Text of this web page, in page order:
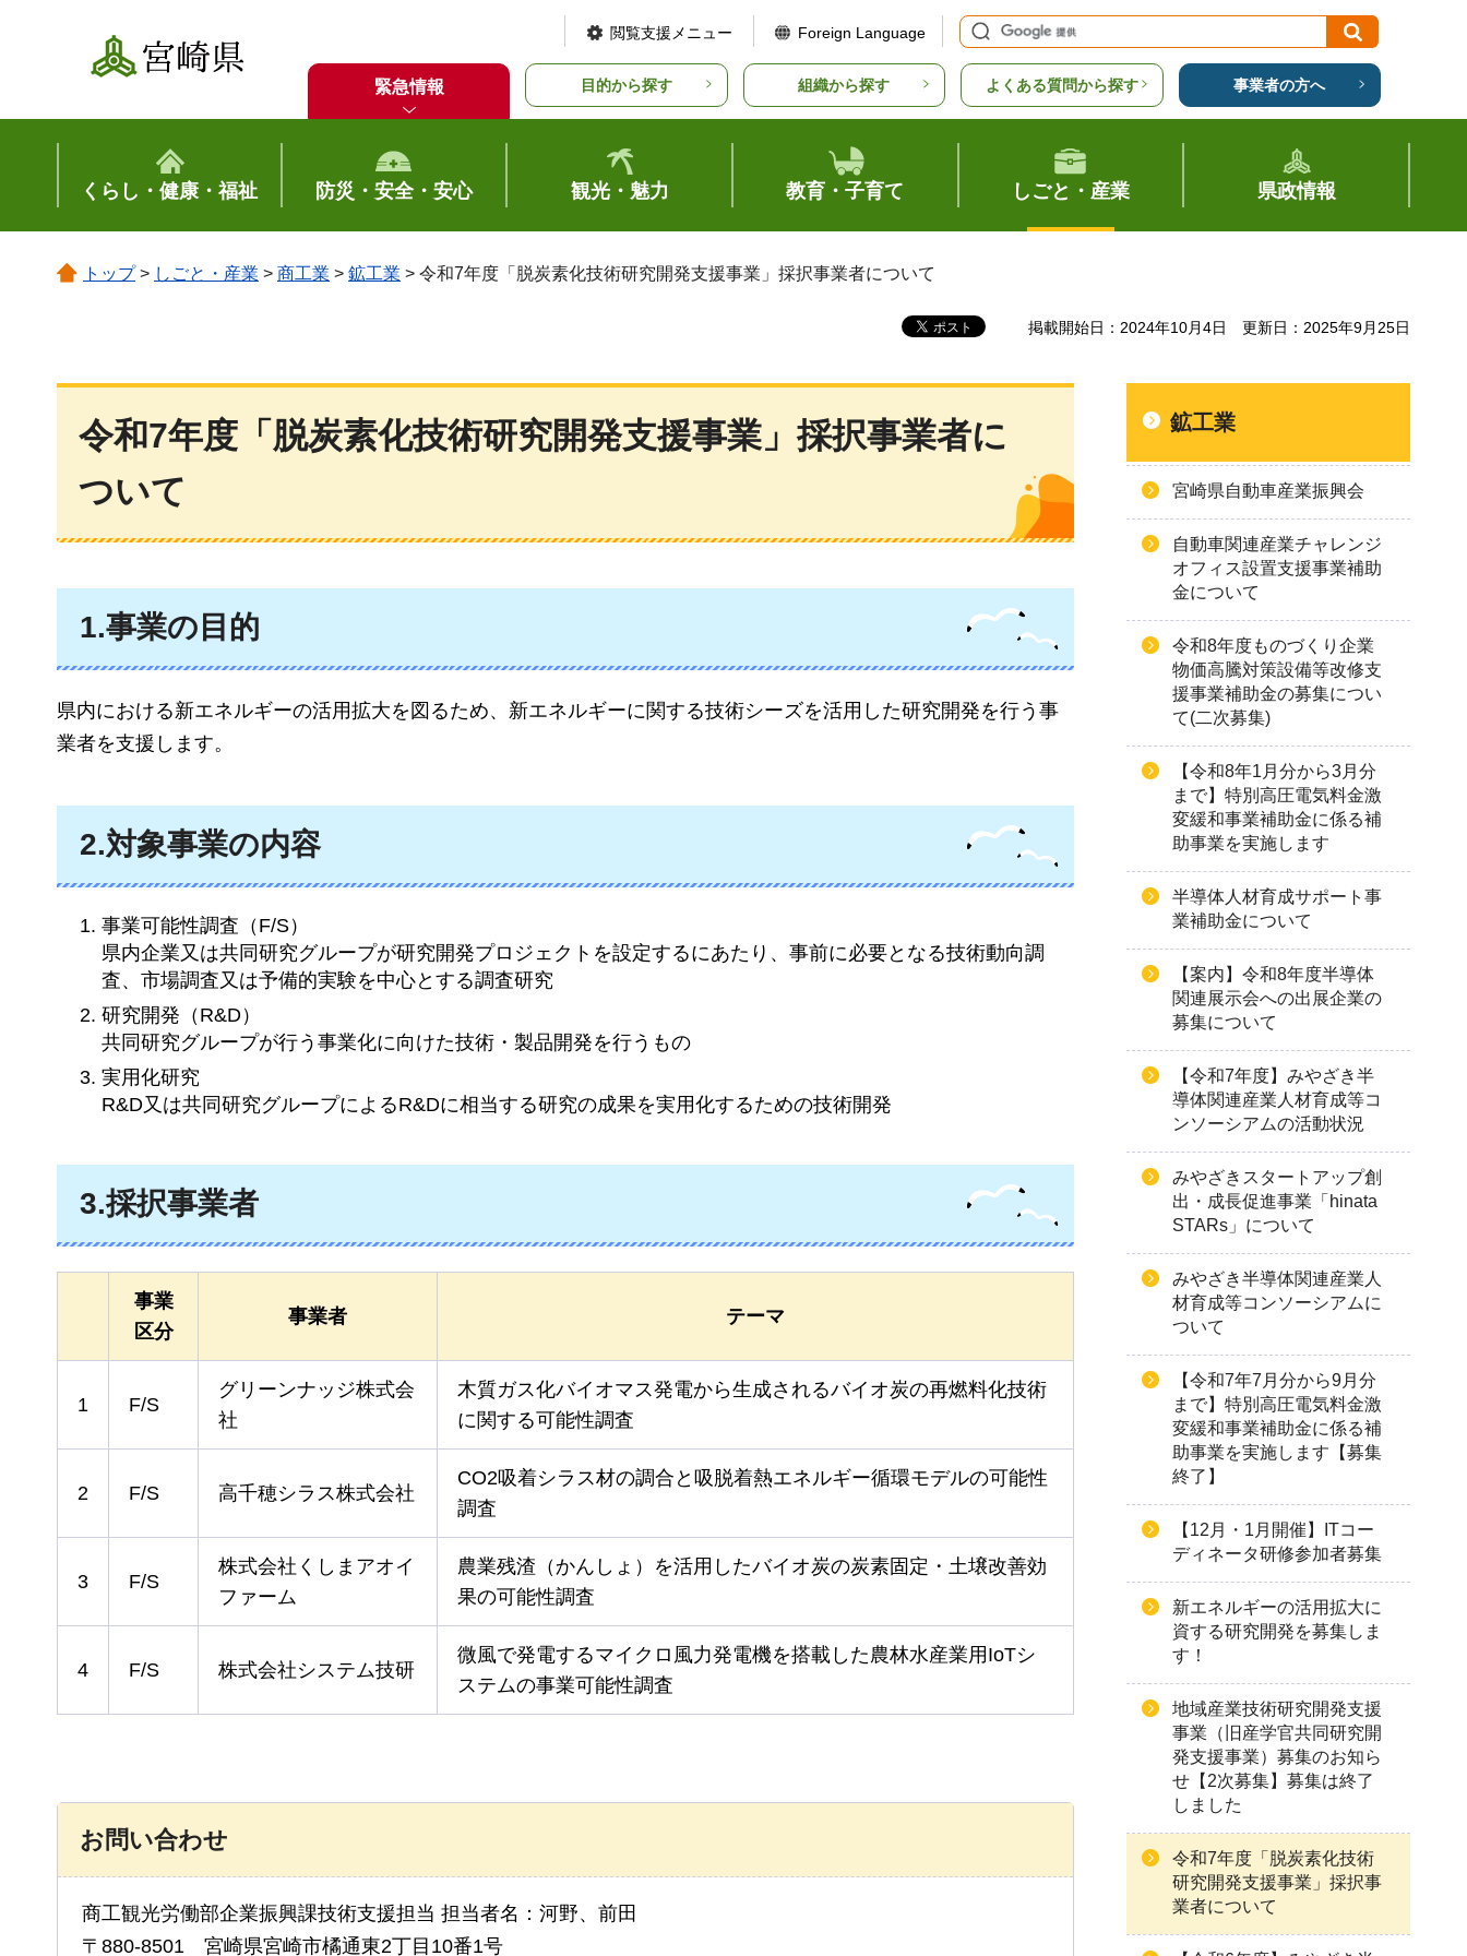
宮崎県
閲覧支援メニュー Foreign Language
緊急情報 目的から探す 組織から探す よくある質問から探す 事業者の方へ
くらし・健康・福祉 防災・安全・安心 観光・魅力 教育・子育て しごと・産業 県政情報
トップ> しごと・産業 > 商工業 > 鉱工業 > 令和7年度「脱炭素化技術研究開発支援事業」採択事業者について
掲載開始日：2024年10月4日 更新日：2025年9月25日
令和7年度「脱炭素化技術研究開発支援事業」採択事業者に
ついて
1.事業の目的
県内における新エネルギーの活用拡大を図るため、新エネルギーに関する技術シーズを活用した研究開発を行う事
業者を支援します。
2.対象事業の内容
事業可能性調査（F/S）
県内企業又は共同研究グループが研究開発プロジェクトを設定するにあたり、事前に必要となる技術動向調
査、市場調査又は予備的実験を中心とする調査研究
研究開発（R&D）
共同研究グループが行う事業化に向けた技術・製品開発を行うもの
実用化研究
R&D又は共同研究グループによるR&Dに相当する研究の成果を実用化するための技術開発
3.採択事業者
事業
区分
事業者 テーマ
1 F/S
グリーンナッジ株式会
社
木質ガス化バイオマス発電から生成されるバイオ炭の再燃料化技術
に関する可能性調査
2 F/S 高千穂シラス株式会社
CO2吸着シラス材の調合と吸脱着熱エネルギー循環モデルの可能性
調査
3 F/S
株式会社くしまアオイ
ファーム
農業残渣（かんしょ）を活用したバイオ炭の炭素固定・土壌改善効
果の可能性調査
4 F/S 株式会社システム技研
微風で発電するマイクロ風力発電機を搭載した農林水産業用IoTシ
ステムの事業可能性調査
お問い合わせ
商工観光労働部企業振興課技術支援担当 担当者名：河野、前田
〒880-8501 宮崎県宮崎市橘通東2丁目10番1号
鉱工業
宮崎県自動車産業振興会
自動車関連産業チャレンジ
オフィス設置支援事業補助
金について
令和8年度ものづくり企業
物価高騰対策設備等改修支
援事業補助金の募集につい
て(二次募集)
【令和8年1月分から3月分
まで】特別高圧電気料金激
変緩和事業補助金に係る補
助事業を実施します
半導体人材育成サポート事
業補助金について
【案内】令和8年度半導体
関連展示会への出展企業の
募集について
【令和7年度】みやざき半
導体関連産業人材育成等コ
ンソーシアムの活動状況
みやざきスタートアップ創
出・成長促進事業「hinata
STARs」について
みやざき半導体関連産業人
材育成等コンソーシアムに
ついて
【令和7年7月分から9月分
まで】特別高圧電気料金激
変緩和事業補助金に係る補
助事業を実施します【募集
終了】
【12月・1月開催】ITコー
ディネータ研修参加者募集
新エネルギーの活用拡大に
資する研究開発を募集しま
す！
地域産業技術研究開発支援
事業（旧産学官共同研究開
発支援事業）募集のお知ら
せ【2次募集】募集は終了
しました
令和7年度「脱炭素化技術
研究開発支援事業」採択事
業者について